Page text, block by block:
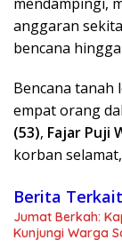
anggaran
bencana
Bencana tanah
empat orang
(53), Fajar Puji
korban selamat,
Berita Terkait
Jumat Berkah:
Kunjungi Warga